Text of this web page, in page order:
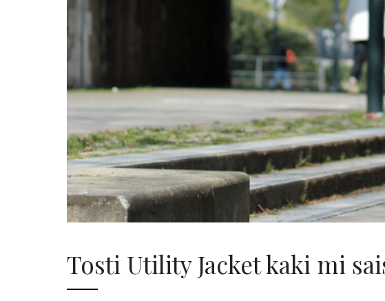
Tosti Utility Jacket kaki mi